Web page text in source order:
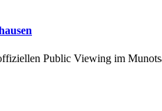
Public Viewing im